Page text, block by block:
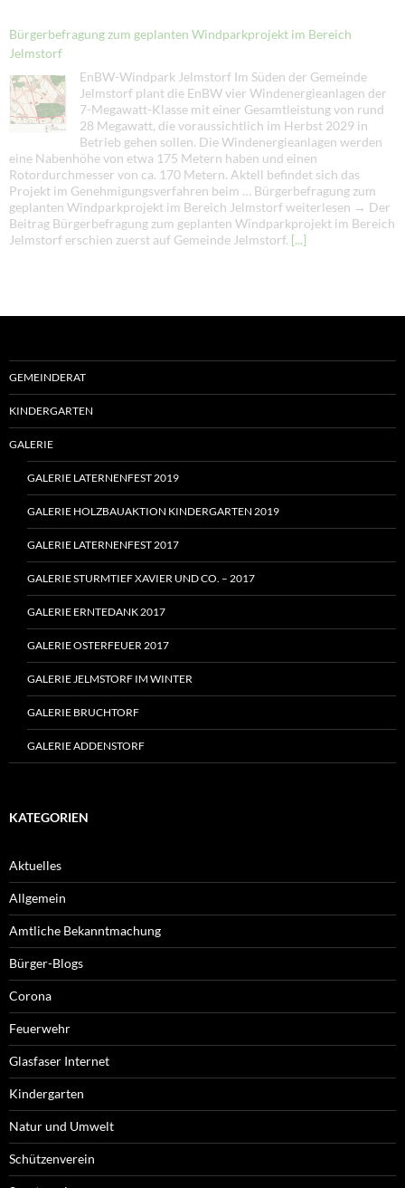
Bürgerbefragung zum geplanten Windparkprojekt im Bereich
Jelmstorf
EnBW-Windpark Jelmstorf Im Süden der Gemeinde
Jelmstorf plant die EnBW vier Windenergieanlagen der
7-Megawatt-Klasse mit einer Gesamtleistung von rund
28 Megawatt, die voraussichtlich im Herbst 2029 in
Betrieb gehen sollen. Die Windenergieanlagen werden
eine Nabenhöhe von etwa 175 Metern haben und einen
Rotordurchmesser von ca. 170 Metern. Aktell befindet sich das
Projekt im Genehmigungsverfahren beim … Bürgerbefragung zum
geplanten Windparkprojekt im Bereich Jelmstorf weiterlesen → Der
Beitrag Bürgerbefragung zum geplanten Windparkprojekt im Bereich
Jelmstorf erschien zuerst auf Gemeinde Jelmstorf. [...]
GEMEINDERAT
KINDERGARTEN
GALERIE
GALERIE LATERNENFEST 2019
GALERIE HOLZBAUAKTION KINDERGARTEN 2019
GALERIE LATERNENFEST 2017
GALERIE STURMTIEF XAVIER UND CO. – 2017
GALERIE ERNTEDANK 2017
GALERIE OSTERFEUER 2017
GALERIE JELMSTORF IM WINTER
GALERIE BRUCHTORF
GALERIE ADDENSTORF
KATEGORIEN
Aktuelles
Allgemein
Amtliche Bekanntmachung
Bürger-Blogs
Corona
Feuerwehr
Glasfaser Internet
Kindergarten
Natur und Umwelt
Schützenverein